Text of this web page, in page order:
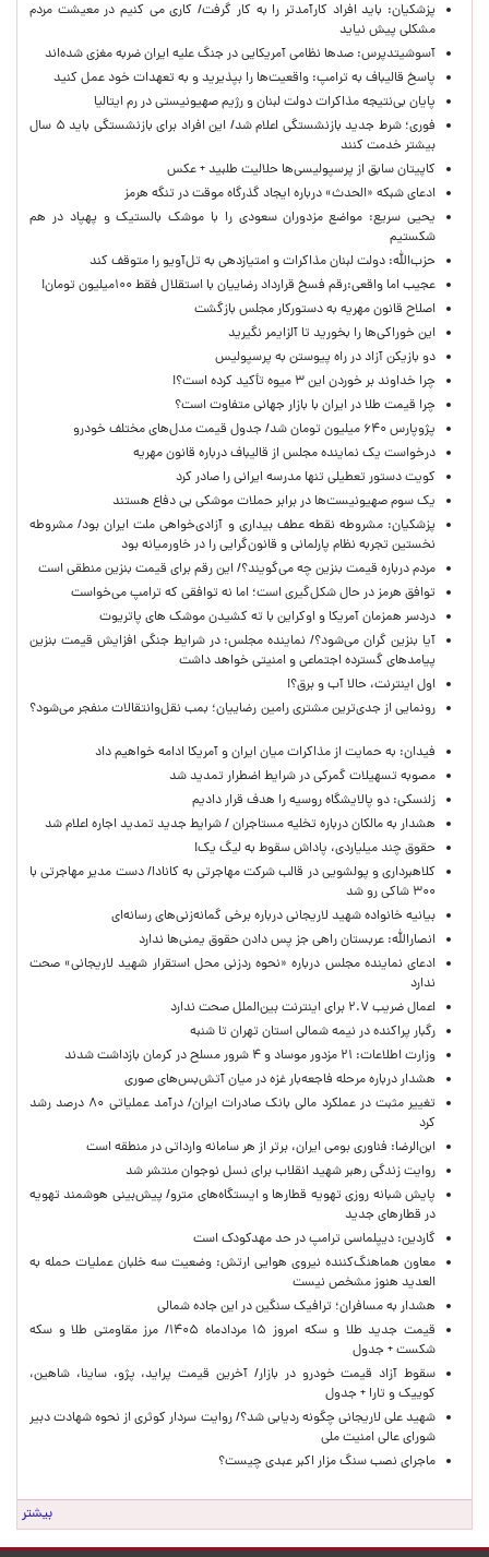
پزشکیان: باید افراد کارآمدتر را به کار گرفت/ کاری می کنیم در معیشت مردم
مشکلی پیش نیاید
آسوشیتدپرس: صدها نظامی آمریکایی در جنگ علیه ایران ضربه مغزی شده‌اند
پاسخ قالیباف به ترامپ: واقعیت‌ها را بپذیرید و به تعهدات خود عمل کنید
پایان بی‌نتیجه مذاکرات دولت لبنان و رژیم صهیونیستی در رم ایتالیا
فوری؛ شرط جدید بازنشستگی اعلام شد/ این افراد برای بازنشستگی باید ۵ سال
بیشتر خدمت کنند
کاپیتان سابق از پرسپولیسی‌ها حلالیت طلبید + عکس
ادعای شبکه «الحدث» درباره ایجاد گذرگاه موقت در تنگه هرمز
یحیی سریع: مواضع مزدوران سعودی را با موشک بالستیک و پهپاد در هم
شکستیم
حزب‌الله: دولت لبنان مذاکرات و امتیازدهی به تل‌آویو را متوقف کند
عجیب اما واقعی:رقم فسخ قرارداد رضاییان با استقلال فقط ۱۰۰میلیون تومان!
اصلاح قانون مهریه به دستورکار مجلس بازگشت
این خوراکی‌ها را بخورید تا آلزایمر نگیرید
دو بازیکن آزاد در راه پیوستن به پرسپولیس
چرا خداوند بر خوردن این ۳ میوه تأکید کرده است؟!
چرا قیمت طلا در ایران با بازار جهانی متفاوت است؟
پژوپارس ۶۴۰ میلیون تومان شد/ جدول قیمت مدل‌های مختلف خودرو
درخواست یک نماینده مجلس از قالیباف درباره قانون مهریه
کویت دستور تعطیلی تنها مدرسه ایرانی را صادر کرد
یک‌ سوم صهیونیست‌ها در برابر حملات موشکی بی دفاع هستند
پزشکیان: مشروطه نقطه عطف بیداری و آزادی‌خواهی ملت ایران بود/ مشروطه
نخستین تجربه نظام پارلمانی و قانون‌گرایی را در خاورمیانه بود
مردم درباره قیمت بنزین چه می‌گویند؟/ این رقم برای قیمت بنزین منطقی است
توافق هرمز در حال شکل‌گیری است؛ اما نه توافقی که ترامپ می‌خواست
دردسر همزمان آمریکا و اوکراین با ته کشیدن موشک های پاتریوت
آیا بنزین گران می‌شود؟/ نماینده مجلس: در شرایط جنگی افزایش قیمت بنزین
پیامدهای گسترده اجتماعی و امنیتی خواهد داشت
اول اینترنت، حالا آب و برق؟!
رونمایی از جدی‌ترین مشتری رامین رضاییان؛ بمب نقل‌وانتقالات منفجر می‌شود؟
فیدان: به حمایت از مذاکرات میان ایران و آمریکا ادامه خواهیم داد
مصوبه تسهیلات گمرکی در شرایط اضطرار تمدید شد
زلنسکی: دو پالایشگاه روسیه را هدف قرار دادیم
هشدار به مالکان درباره تخلیه مستاجران / شرایط جدید تمدید اجاره اعلام شد
حقوق چند میلیاردی، پاداش سقوط به لیگ یک!
کلاهبرداری و پولشویی در قالب شرکت مهاجرتی به کانادا/ دست مدیر مهاجرتی با
۳۰۰ شاکی رو شد
بیانیه خانواده شهید لاریجانی درباره برخی گمانه‌زنی‌های رسانه‌ای
انصارالله: عربستان راهی جز پس دادن حقوق یمنی‌ها ندارد
ادعای نماینده مجلس درباره «نحوه ردزنی محل استقرار شهید لاریجانی» صحت
ندارد
اعمال ضریب ۲.۷ برای اینترنت بین‌الملل صحت ندارد
رگبار پراکنده در نیمه شمالی استان تهران تا شنبه
وزارت اطلاعات: ۲۱ مزدور موساد و ۴ شرور مسلح در کرمان بازداشت شدند
هشدار درباره مرحله فاجعه‌بار غزه در میان آتش‌بس‌های صوری
تغییر مثبت در عملکرد مالی بانک صادرات ایران/ درآمد عملیاتی ۸۰ درصد رشد
کرد
ابن‌الرضا: فناوری بومی ایران، برتر از هر سامانه وارداتی در منطقه است
روایت زندگی رهبر شهید انقلاب برای نسل نوجوان منتشر شد
پایش شبانه روزی تهویه قطارها و ایستگاه‌های مترو/ پیش‌بینی هوشمند تهویه
در قطارهای جدید
گاردین: دیپلماسی ترامپ در حد مهدکودک است
معاون هماهنگ‌کننده نیروی هوایی ارتش: وضعیت سه خلبان عملیات حمله به
العدید هنوز مشخص نیست
هشدار به مسافران؛ ترافیک سنگین در این جاده شمالی
قیمت جدید طلا و سکه امروز ۱۵ مردادماه ۱۴۰۵/ مرز مقاومتی طلا و سکه
شکست + جدول
سقوط آزاد قیمت خودرو در بازار/ آخرین قیمت پراید، پژو، ساینا، شاهین،
کوییک و تارا + جدول
شهید علی لاریجانی چگونه ردیابی شد؟/ روایت سردار کوثری از نحوه شهادت دبیر
شورای عالی امنیت ملی
ماجرای نصب سنگ مزار اکبر عبدی چیست؟
بیشتر